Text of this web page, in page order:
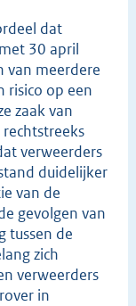
dat
30 april
van meerdere
risico op een
zaak van
verweerders
duidelijker
van de
gevolgen van
tussen de
zich
verweerders
in